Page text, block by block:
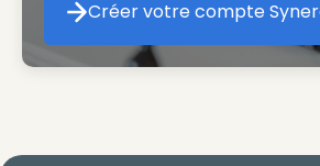
Créer votre
Créer votre compte